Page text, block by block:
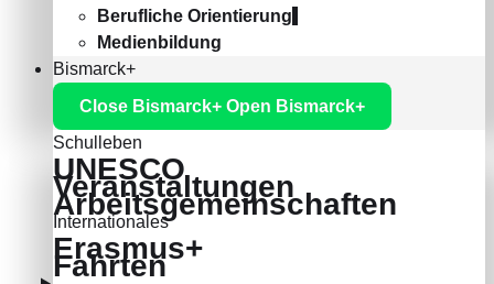
Berufliche Orientierung
Medienbildung
Bismarck+
Close Bismarck+ Open Bismarck+
Schulleben
UNESCO
Veranstaltungen
Arbeitsgemeinschaften
Internationales
Erasmus+
Fahrten